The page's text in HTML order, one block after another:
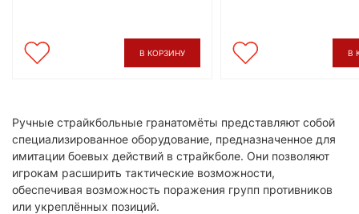
В КОРЗИНУ В
​Ручные страйкбольные гранатомёты представляют собой
специализированное оборудование, предназначенное для
имитации боевых действий в страйкболе. Они позволяют
игрокам расширить тактические возможности,
обеспечивая возможность поражения групп противников
или укреплённых позиций.​